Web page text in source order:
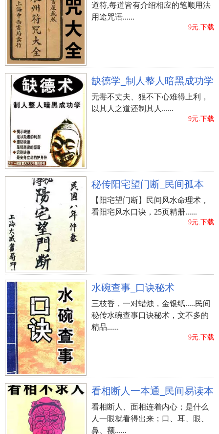
道符,每道皆有介绍相应的笔顺用法
用途咒语......
9元.下载
缺德学_制人整人暗黑成功学
无毒不丈夫、狠不下心难得上利，
以其人之道还制其人......
9元.下载
秘传阳宅望门断_民间孤本
【阳宅望门断】民间风水命理术，
看阳宅风水口诀，25页精册......
9元.下载
水碗查事_口诀秘术
三枝香，一对蜡烛，金银纸.....民间
秘传水碗查事口诀秘术，文不多的
精品......
9元.下载
看相断人一本通_民间易读本
看相断人、面相连着内心；是什么
人一眼就看得出来；口、耳、眼、
鼻、额......